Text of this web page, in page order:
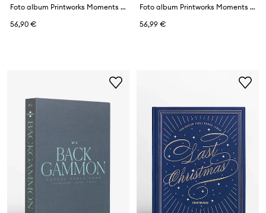
Foto album Printworks Moments that Matter the Most 33 x 27 cm
56,90 €
Foto album Printworks Moments That Matters The Most
56,99 €